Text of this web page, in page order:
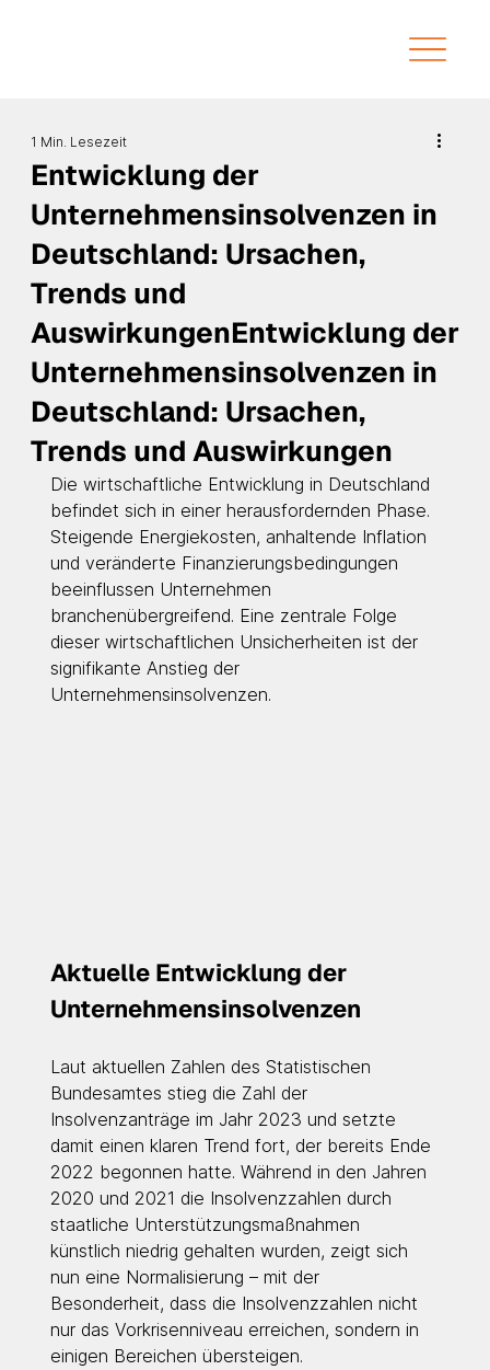
Entwicklung der
Unternehmensinsolvenzen in
Deutschland: Ursachen,
Trends und
AuswirkungenEntwicklung der
Unternehmensinsolvenzen in
Deutschland: Ursachen,
Trends und Auswirkungen
1 Min. Lesezeit
Die wirtschaftliche Entwicklung in Deutschland
befindet sich in einer herausfordernden Phase.
Steigende Energiekosten, anhaltende Inflation
und veränderte Finanzierungsbedingungen
beeinflussen Unternehmen
branchenübergreifend. Eine zentrale Folge
dieser wirtschaftlichen Unsicherheiten ist der
signifikante Anstieg der
Unternehmensinsolvenzen.
Aktuelle Entwicklung der
Unternehmensinsolvenzen
Laut aktuellen Zahlen des Statistischen
Bundesamtes stieg die Zahl der
Insolvenzanträge im Jahr 2023 und setzte
damit einen klaren Trend fort, der bereits Ende
2022 begonnen hatte. Während in den Jahren
2020 und 2021 die Insolvenzzahlen durch
staatliche Unterstützungsmaßnahmen
künstlich niedrig gehalten wurden, zeigt sich
nun eine Normalisierung – mit der
Besonderheit, dass die Insolvenzzahlen nicht
nur das Vorkrisenniveau erreichen, sondern in
einigen Bereichen übersteigen.